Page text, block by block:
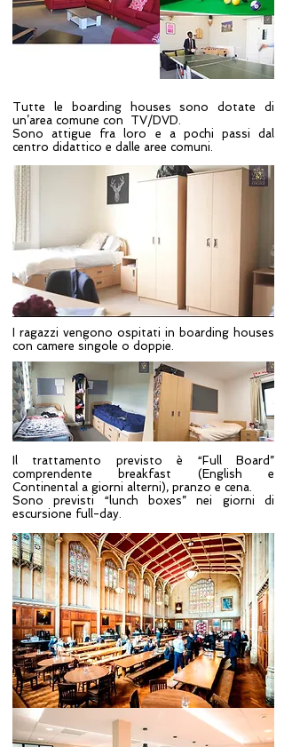
Tutte le boarding houses sono dotate di
un’area comune con TV/DVD.
Sono attigue fra loro e a pochi passi dal
centro didattico e dalle aree comuni.
I ragazzi vengono ospitati in boarding houses
con camere singole o doppie.
Il trattamento previsto è “Full Board”
comprendente breakfast (English e
Continental a giorni alterni), pranzo e cena.
Sono previsti “lunch boxes” nei giorni di
escursione full-day.